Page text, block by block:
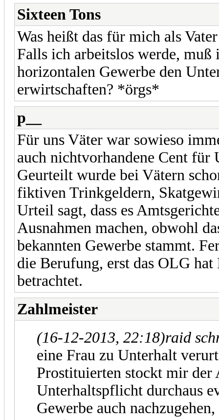
Sixteen Tons
Was heißt das für mich als
Falls ich arbeitslos werde,
horizontalen Gewerbe den
erwirtschaften? *örgs*
p__
Für uns Väter war sowieso
auch nichtvorhandene Cent für
Geurteilt wurde bei Vätern
fiktiven Trinkgeldern,
Urteil sagt, dass es
Ausnahmen machen, obwohl
bekannten Gewerbe stammt.
die Berufung, erst das OLG
betrachtet.
Zahlmeister
(16-12-2013, 22:18)raid
eine Frau zu Unterhalt
Prostituierten stockt mir der
Unterhaltspflicht durchaus
Gewerbe auch